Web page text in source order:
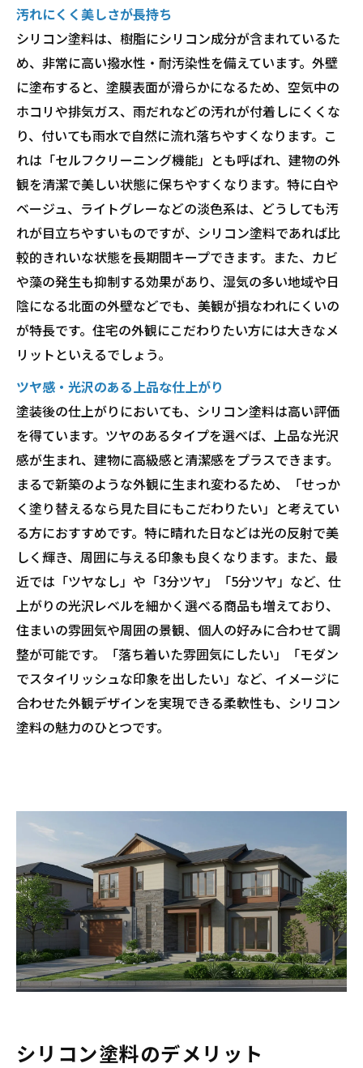
汚れにくく美しさが長持ち
シリコン塗料は、樹脂にシリコン成分が含まれているた
め、非常に高い撥水性・耐汚染性を備えています。外壁
に塗布すると、塗膜表面が滑らかになるため、空気中の
ホコリや排気ガス、雨だれなどの汚れが付着しにくくな
り、付いても雨水で自然に流れ落ちやすくなります。こ
れは「セルフクリーニング機能」とも呼ばれ、建物の外
観を清潔で美しい状態に保ちやすくなります。特に白や
ベージュ、ライトグレーなどの淡色系は、どうしても汚
れが目立ちやすいものですが、シリコン塗料であれば比
較的きれいな状態を長期間キープできます。また、カビ
や藻の発生も抑制する効果があり、湿気の多い地域や日
陰になる北面の外壁などでも、美観が損なわれにくいの
が特長です。住宅の外観にこだわりたい方には大きなメ
リットといえるでしょう。
ツヤ感・光沢のある上品な仕上がり
塗装後の仕上がりにおいても、シリコン塗料は高い評価
を得ています。ツヤのあるタイプを選べば、上品な光沢
感が生まれ、建物に高級感と清潔感をプラスできます。
まるで新築のような外観に生まれ変わるため、「せっか
く塗り替えるなら見た目にもこだわりたい」と考えてい
る方におすすめです。特に晴れた日などは光の反射で美
しく輝き、周囲に与える印象も良くなります。また、最
近では「ツヤなし」や「3分ツヤ」「5分ツヤ」など、仕
上がりの光沢レベルを細かく選べる商品も増えており、
住まいの雰囲気や周囲の景観、個人の好みに合わせて調
整が可能です。「落ち着いた雰囲気にしたい」「モダン
でスタイリッシュな印象を出したい」など、イメージに
合わせた外観デザインを実現できる柔軟性も、シリコン
塗料の魅力のひとつです。
シリコン塗料のデメリット